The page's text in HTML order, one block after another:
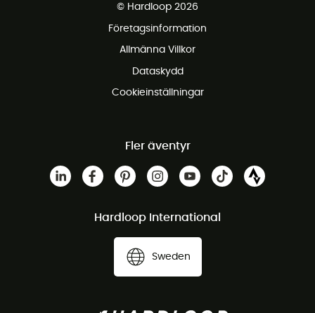
© Hardloop 2026
Företagsinformation
Allmänna Villkor
Dataskydd
Cookieinställningar
Fler äventyr
Hardloop International
Sweden